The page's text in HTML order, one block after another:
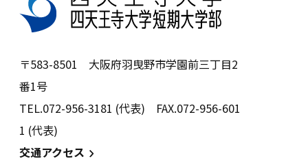
〒583-8501 大阪府羽曳野市学園前三丁目2
番1号
TEL.072-956-3181 (代表) FAX.072-956-601
1 (代表)
交通アクセス